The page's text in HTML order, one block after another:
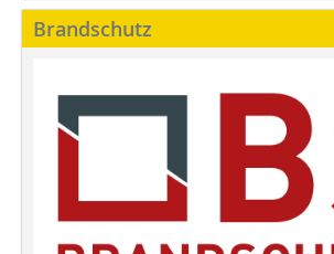
Brandschutz